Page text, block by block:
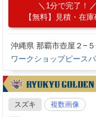
1分で完了！
【無料】見積・在
沖縄県 那覇市壺屋２−５
ワークショップピース
スズキ 複数画像